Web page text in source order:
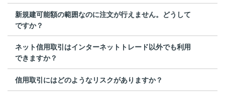
新規建可能額の範囲なのに注文が行えません。どうして
ですか？
ネット信用取引はインターネットトレード以外でも利用
できますか？
信用取引にはどのようなリスクがありますか？